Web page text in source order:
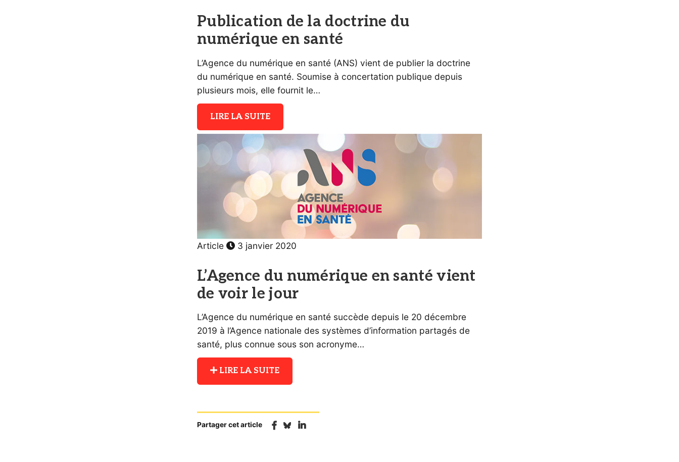
Publication de la doctrine du
numérique en santé
L’Agence du numérique en santé (ANS) vient de publier la doctrine
du numérique en santé. Soumise à concertation publique depuis
plusieurs mois, elle fournit le…
LIRE LA SUITE
Article 3 janvier 2020
L’Agence du numérique en santé vient
de voir le jour
L’Agence du numérique en santé succède depuis le 20 décembre
2019 à l’Agence nationale des systèmes d’information partagés de
santé, plus connue sous son acronyme…
LIRE LA SUITE
Partager cet article